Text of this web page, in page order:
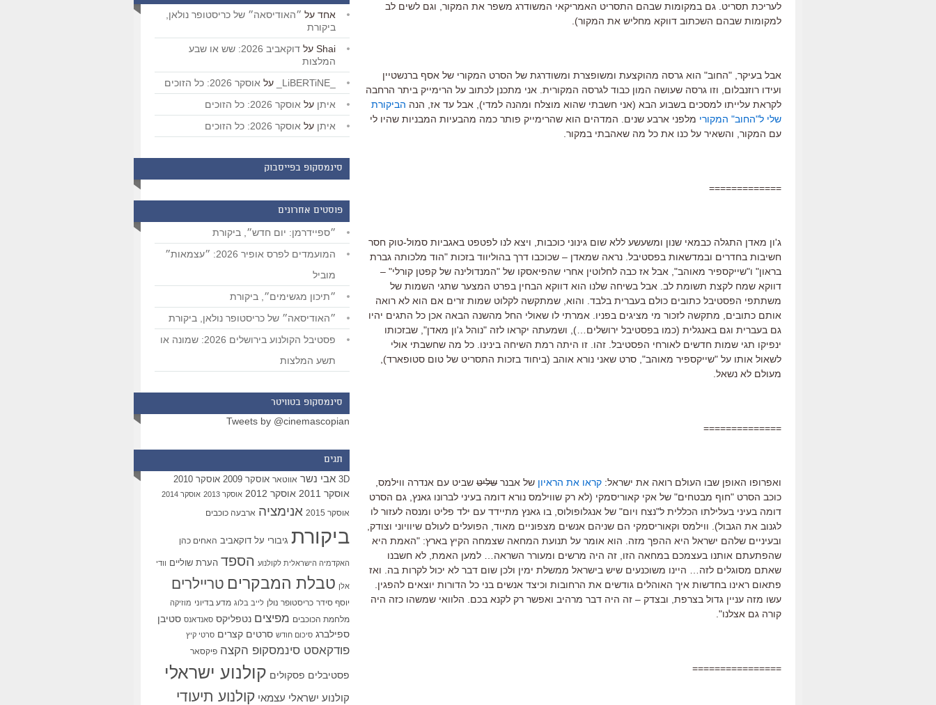
לעריכת תסריט. גם במקומות שבהם התסריט האמריקאי המשודרג משפר את המקור, וגם לשים לב
למקומות שבהם השכתוב דווקא מחליש את המקור).
אבל בעיקר, "החוב" הוא גרסה מהוקצעת ומשופצרת ומשודרגת של הסרט המקורי של אסף ברנשטיין
ועידו רוזנבלום, וזו גרסה שעושה המון כבוד לגרסה המקורית. אני מתכנן לכתוב על הרימייק ביתר הרחבה
לקראת עלייתו למסכים בשבוע הבא (אני חשבתי שהוא מוצלח ומהנה למדי), אבל עד אז, הנה הביקורת
שלי ל"החוב" המקורי מלפני ארבע שנים. המדהים הוא שהרימייק פותר כמה מהבעיות המבניות שהיו לי
עם המקור, והשאיר על כנו את כל מה שאהבתי במקור.
=============
ג'ון מאדן התגלה כבמאי שנון ומשעשע ללא שום גינוני כוכבות, ויצא לנו לפטפט באגביות סמול-טוק חסר
חשיבות בחדרים ובמדשאות בפסטיבל. נראה שמאדן – שכוכבו דרך בהוליווד בזכות "הוד מלכותה גברת
בראון" ו"שייקספיר מאוהב", אבל אז כבה לחלוטין אחרי שהפיאסקו של "המנדולינה של קפטן קורלי" –
דווקא שמח לקצת תשומת לב. אבל בשיחה שלנו הוא דווקא הבחין בפרט המצער שתגי השמות של
משתתפי הפסטיבל כתובים כולם בעברית בלבד. והוא, שמתקשה לקלוט שמות זרים אם הוא לא רואה
אותם כתובים, מתקשה לזכור מי מציגים בפניו. אמרתי לו שאולי החל מהשנה הבאה אכן כל התגים יהיו
גם בעברית וגם באנגלית (כמו בפסטיבל ירושלים…), ושמעתה יקראו לזה "נוהל ג'ון מאדן", שבזכותו
ינפיקו תגי שמות חדשים לאורחי הפסטיבל. זהו. זו היתה רמת השיחה בינינו. כל מה שחשבתי אולי
לשאול אותו על "שייקספיר מאוהב", סרט שאני נורא אוהב (ביחוד בזכות התסריט של טום סטופארד),
מעולם לא נשאל.
==============
ואפרופו האופן שבו העולם רואה את ישראל: קראו את הראיון של אבנר שליט שביט עם אנדרה ווילמס,
כוכב הסרט "חוף מבטחים" של אקי קאוריסמקי (לא רק שווילמס נורא דומה בעיני לברונו גאנץ, גם הסרט
דומה בעיני בעלילתו הכללית ל"נצח ויום" של אנגלופולוס, בו גאנץ מתיידד עם ילד פליט ומנסה לעזור לו
לגנוב את הגבול). ווילמס וקאוריסמקי הם שניהם אנשים מצפוניים מאוד, הפועלים לעולם שיוויוני וצודק,
ובעיניים שלהם ישראל היא ההפך מזה. הוא אומר על תנועת המחאה שצמחה הקיץ בארץ: "האמת היא
שהפתעתם אותנו בעצמכם במחאה הזו, זה היה מרשים ומעורר השראה… למען האמת, לא חשבנו
שאתם מסוגלים לזה… היינו משוכנעים שיש בישראל ממשלת ימין ולכן שום דבר לא יכול לקרות בה. ואז
פתאום ראינו בחדשות איך האוהלים גודשים את הרחובות וכיצד אנשים בני כל הדורות יוצאים להפגין.
עשו מזה עניין גדול בצרפת, ובצדק – זה היה דבר מרהיב ואפשר רק לקנא בכם. הלוואי שמשהו כזה היה
קורה גם אצלנו".
================
אחד על ״האודיסאה״ של כריסטופר נולאן,
ביקורת
Shai על
דוקאביב 2026: שש או שבע
המלצות
על אוסקר 2026: כל הזוכים
איתן על אוסקר 2026: כל הזוכים
איתן על אוסקר 2026: כל הזוכים
סינמסקופ בפייסבוק
פוסטים אחרונים
״ספיידרמן: יום חדש״, ביקורת
המועמדים לפרס אופיר 2026: ״עצמאות״
מוביל
״תיכון מגשימים״, ביקורת
״האודיסאה״ של כריסטופר נולאן, ביקורת
פסטיבל הקולנוע בירושלים 2026: שמונה או
תשע המלצות
סינמסקופ בטוויטר
Tweets by @cinemascopian
תגים
3D אבי נשר אווטאר אוסקר 2009 אוסקר 2010
אוסקר 2011 אוסקר 2012 אוסקר 2013 אוסקר 2014
אוסקר 2015 אנימציה ארבעה כוכבים
ביקורת גיבורי על דוקאביב האחים כהן
האקדמיה הישראלית לקולנוע הספד הערת שוליים וודי
אלן טבלת המבקרים טריילרים
יוסף סידר כריסטופר נולן לייב בלוג מדע בדיוני מוזיקה
מלחמת הכוכבים מפיצים נטפליקס סאנדאנס סטיבן
ספילברג סיכום חודש סרטים קצרים סרטי קיץ
פודקאסט סינמסקופ הקצה פיקסאר
פסטיבלים פסקולים קולנוע ישראלי
קולנוע ישראלי עצמאי קולנוע תיעודי